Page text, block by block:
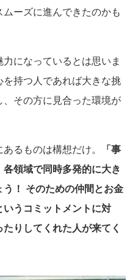
ーズに進んできたのかも
になっているとは思いま
持つ人であれば大きな挑
その方に見合った環境が
るものは構想だけ。
「事
領域で同時多発的に大き
！ そのための仲間とお金
うコミットメントに対
りしてくれた人が来てく